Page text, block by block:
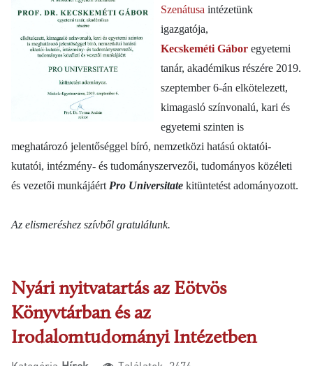
Szenátusa intézetünk
igazgatója,
Kecskeméti Gábor egyetemi
tanár, akadémikus részére 2019.
szeptember 6-án elkötelezett,
kimagasló színvonalú, kari és
egyetemi szinten is
meghatározó jelentőséggel bíró, nemzetközi hatású oktatói-
kutatói, intézmény- és tudományszervezői, tudományos közéleti
és vezetői munkájáért Pro Universitatekitüntetést adományozott.
Az elismeréshez szívből gratulálunk.
Nyári nyitvatartás az Eötvös
Könyvtárban és az
Irodalomtudományi Intézetben